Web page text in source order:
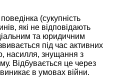
(сукупність
які не відповідають
та юридичним
під час активних
насилля, знущання з
Відбувається це через
в умовах війни.